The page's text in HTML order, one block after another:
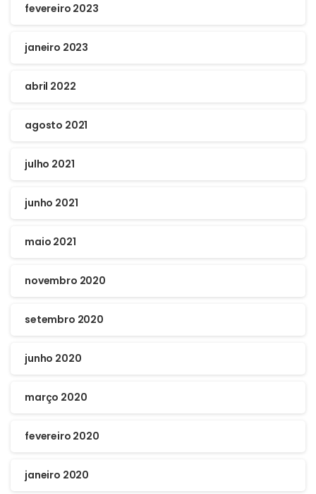
fevereiro 2023
janeiro 2023
abril 2022
agosto 2021
julho 2021
junho 2021
maio 2021
novembro 2020
setembro 2020
junho 2020
março 2020
fevereiro 2020
janeiro 2020